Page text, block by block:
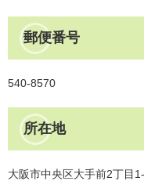
郵便番号
540-8570
所在地
大阪市中央区大手前2丁目